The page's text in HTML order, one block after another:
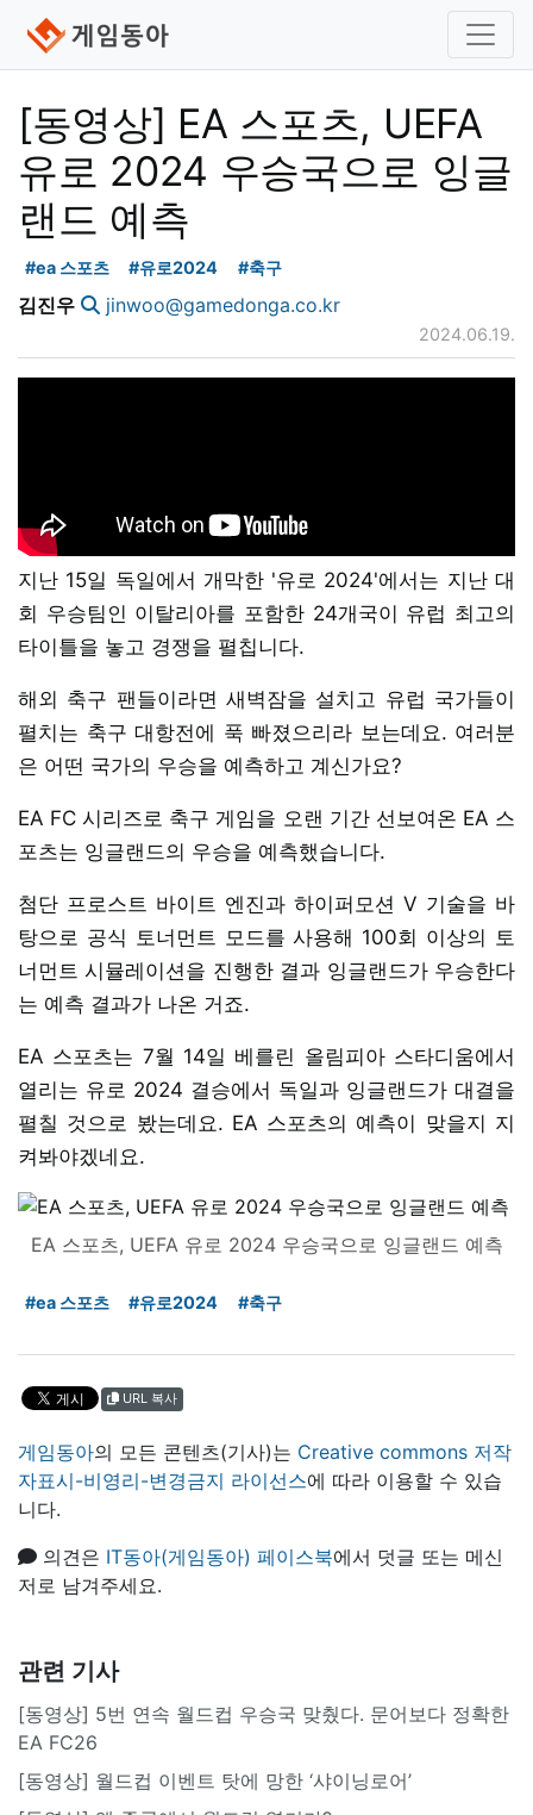
[동영상] EA 스포츠, UEFA
유로 2024 우승국으로 잉글
랜드 예측
#ea 스포츠 #유로2024 #축구
김진우 jinwoo@gamedonga.co.kr
2024.06.19.
지난 15일 독일에서 개막한 '유로 2024'에서는 지난 대
회 우승팀인 이탈리아를 포함한 24개국이 유럽 최고의
타이틀을 놓고 경쟁을 펼칩니다.
해외 축구 팬들이라면 새벽잠을 설치고 유럽 국가들이
펼치는 축구 대항전에 푹 빠졌으리라 보는데요. 여러분
은 어떤 국가의 우승을 예측하고 계신가요?
EA FC 시리즈로 축구 게임을 오랜 기간 선보여온 EA 스
포츠는 잉글랜드의 우승을 예측했습니다.
첨단 프로스트 바이트 엔진과 하이퍼모션 V 기술을 바
탕으로 공식 토너먼트 모드를 사용해 100회 이상의 토
너먼트 시뮬레이션을 진행한 결과 잉글랜드가 우승한다
는 예측 결과가 나온 거죠.
EA 스포츠는 7월 14일 베를린 올림피아 스타디움에서
열리는 유로 2024 결승에서 독일과 잉글랜드가 대결을
펼칠 것으로 봤는데요. EA 스포츠의 예측이 맞을지 지
켜봐야겠네요.
EA 스포츠, UEFA 유로 2024 우승국으로 잉글랜드 예측
#ea 스포츠 #유로2024 #축구
URL 복사
게임동아의 모든 콘텐츠(기사)는 Creative commons 저작
자표시-비영리-변경금지 라이선스에 따라 이용할 수 있습
니다.
의견은 IT동아(게임동아) 페이스북에서 덧글 또는 메신
저로 남겨주세요.
관련 기사
[동영상] 5번 연속 월드컵 우승국 맞췄다. 문어보다 정확한
EA FC26
[동영상] 월드컵 이벤트 탓에 망한 ‘샤이닝로어’